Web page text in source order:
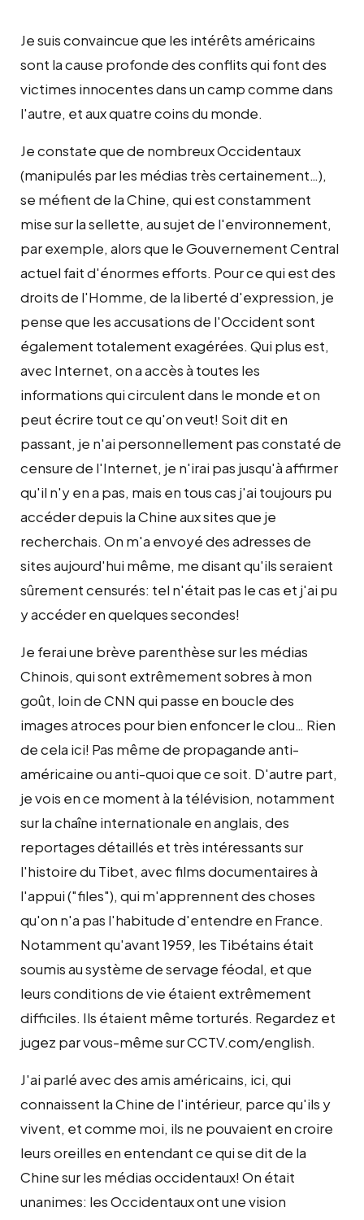
Je suis convaincue que les intérêts américains
sont la cause profonde des conflits qui font des
victimes innocentes dans un camp comme dans
l'autre, et aux quatre coins du monde.
Je constate que de nombreux Occidentaux
(manipulés par les médias très certainement…),
se méfient de la Chine, qui est constamment
mise sur la sellette, au sujet de l'environnement,
par exemple, alors que le Gouvernement Central
actuel fait d'énormes efforts. Pour ce qui est des
droits de l'Homme, de la liberté d'expression, je
pense que les accusations de l'Occident sont
également totalement exagérées. Qui plus est,
avec Internet, on a accès à toutes les
informations qui circulent dans le monde et on
peut écrire tout ce qu'on veut! Soit dit en
passant, je n'ai personnellement pas constaté de
censure de l'Internet, je n'irai pas jusqu'à affirmer
qu'il n'y en a pas, mais en tous cas j'ai toujours pu
accéder depuis la Chine aux sites que je
recherchais. On m'a envoyé des adresses de
sites aujourd'hui même, me disant qu'ils seraient
sûrement censurés: tel n'était pas le cas et j'ai pu
y accéder en quelques secondes!
Je ferai une brève parenthèse sur les médias
Chinois, qui sont extrêmement sobres à mon
goût, loin de CNN qui passe en boucle des
images atroces pour bien enfoncer le clou… Rien
de cela ici! Pas même de propagande anti-
américaine ou anti-quoi que ce soit. D'autre part,
je vois en ce moment à la télévision, notamment
sur la chaîne internationale en anglais, des
reportages détaillés et très intéressants sur
l'histoire du Tibet, avec films documentaires à
l'appui ("files"), qui m'apprennent des choses
qu'on n'a pas l'habitude d'entendre en France.
Notamment qu'avant 1959, les Tibétains était
soumis au système de servage féodal, et que
leurs conditions de vie étaient extrêmement
difficiles. Ils étaient même torturés. Regardez et
jugez par vous-même sur CCTV.com/english.
J'ai parlé avec des amis américains, ici, qui
connaissent la Chine de l'intérieur, parce qu'ils y
vivent, et comme moi, ils ne pouvaient en croire
leurs oreilles en entendant ce qui se dit de la
Chine sur les médias occidentaux! On était
unanimes: les Occidentaux ont une vision